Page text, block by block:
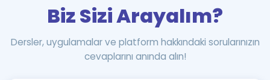
Biz Sizi Arayalım?
Dersler, uygulamalar ve platform hakkındaki sorularınızın
cevaplarını anında alın!